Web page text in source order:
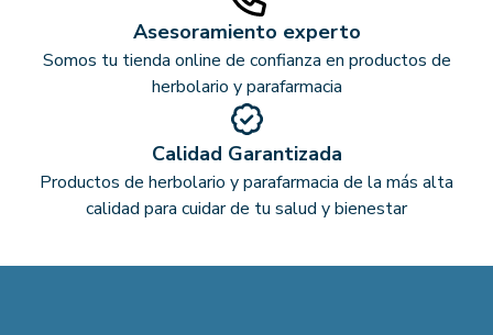
Asesoramiento experto
Somos tu tienda online de confianza en productos de
herbolario y parafarmacia
Calidad Garantizada
Productos de herbolario y parafarmacia de la más alta
calidad para cuidar de tu salud y bienestar